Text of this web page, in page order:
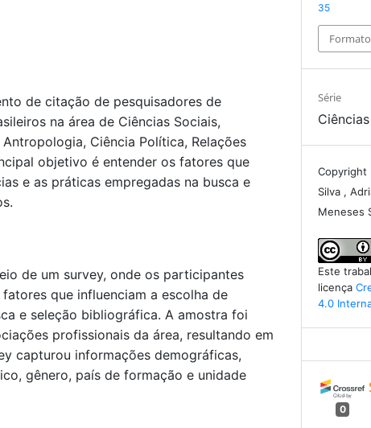
de citação de pesquisadores de
na área de Ciências Sociais,
Ciência Política, Relações
objetivo é entender os fatores que
e as práticas empregadas na busca e
de um survey, onde os participantes
que influenciam a escolha de
e seleção bibliográfica. A amostra foi
profissionais da área, resultando em
capturou informações demográficas,
gênero, país de formação e unidade
35
Série
Copyright
Silva ,
Meneses
Este
licença
4.0
0